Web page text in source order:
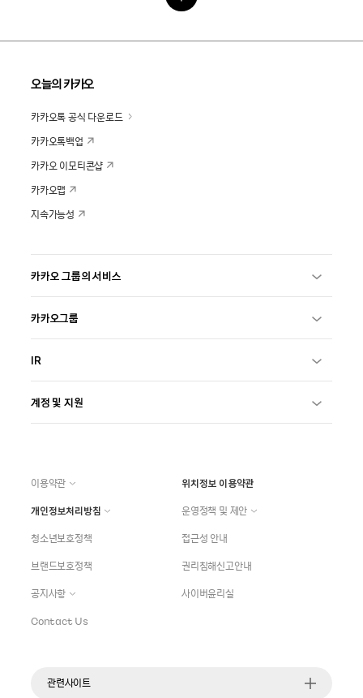
오늘의 카카오
카카오톡 공식 다운로드
카카오톡백업
카카오 이모티콘샵
카카오맵
지속가능성
카카오 그룹의 서비스
카카오그룹
IR
계정 및 지원
이용약관
위치정보 이용약관
개인정보처리방침
운영정책 및 제안
청소년보호정책
접근성 안내
브랜드보호정책
권리침해신고안내
공지사항
사이버윤리실
Contact Us
관련사이트